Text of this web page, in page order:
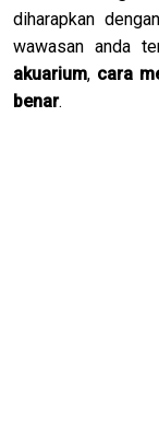
diharapkan
wawasan anda
akuarium, cara
benar.